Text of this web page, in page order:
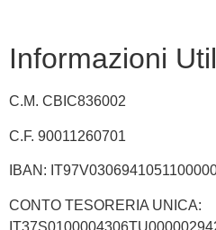
Informazioni
C.M. CBIC836002
C.F. 90011260701
IBAN:
CONTO TESORERIA UNICA: